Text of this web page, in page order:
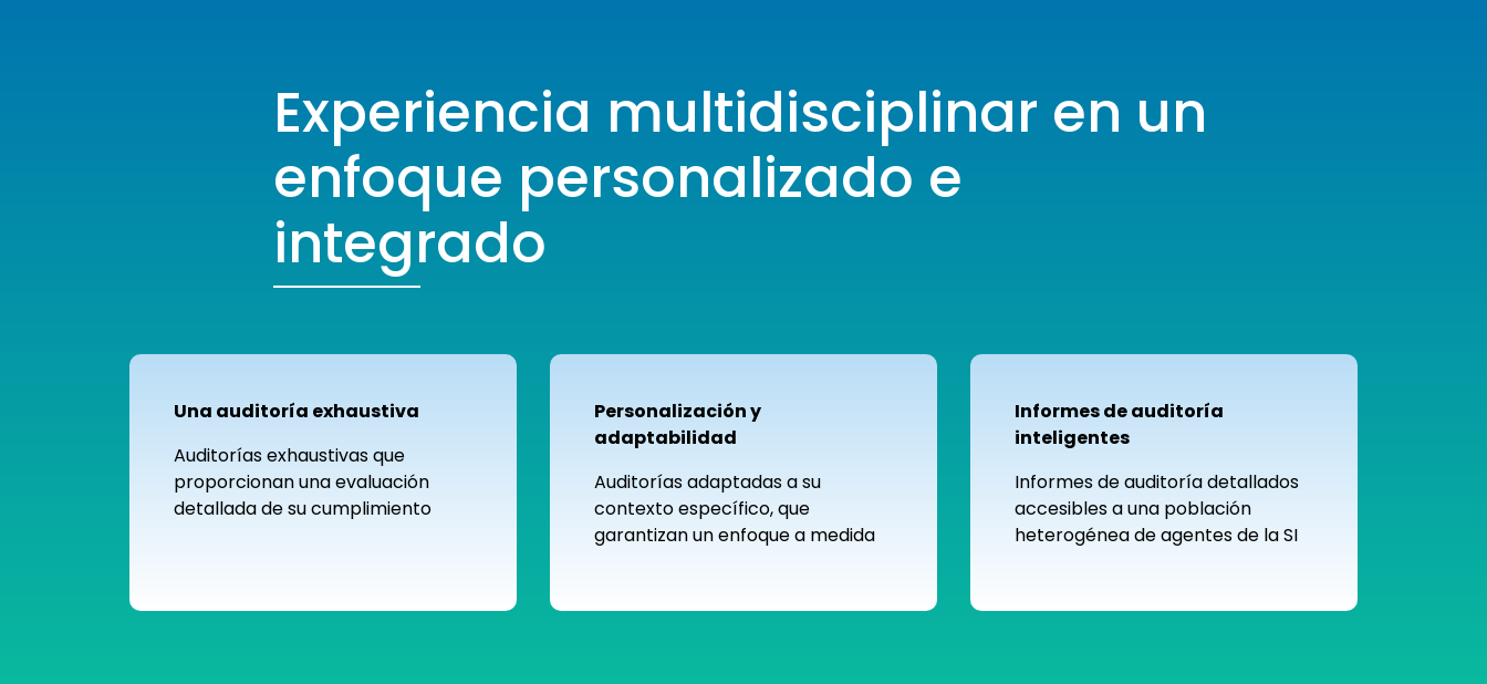
Experiencia multidisciplinar en un
enfoque personalizado e
integrado
Una auditoría exhaustiva
Auditorías exhaustivas que
proporcionan una evaluación
detallada de su cumplimiento
Personalización y
adaptabilidad
Auditorías adaptadas a su
contexto específico, que
garantizan un enfoque a medida
Informes de auditoría
inteligentes
Informes de auditoría detallados
accesibles a una población
heterogénea de agentes de la SI